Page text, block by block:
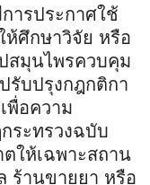
ารประกาศใช้
ห้ศึกษาวิจัย หรือ
สมุนไพรควบคุม
รับปรุงกฎกติกา
พื่อความ
ระทรวงฉบับ
ให้เฉพาะสถาน
ร้านขายยา หรือ